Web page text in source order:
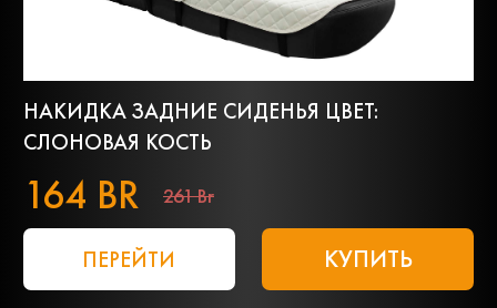
НАКИДКА ЗАДНИЕ СИДЕНЬЯ ЦВЕТ:
СЛОНОВАЯ КОСТЬ
164 BR 261 Br
ПЕРЕЙТИ КУПИТЬ